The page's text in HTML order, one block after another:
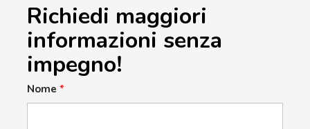
Richiedi maggiori
informazioni senza
impegno!
Nome *